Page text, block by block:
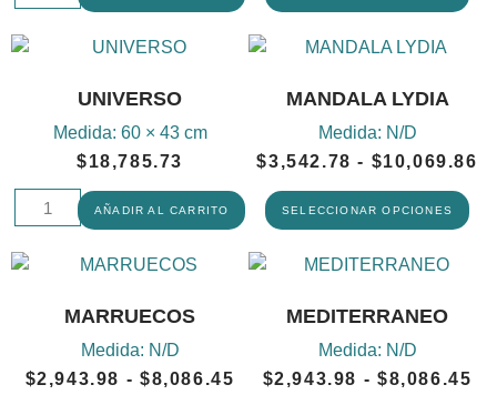
UNIVERSO
Medida: 60 × 43 cm
$18,785.73
AÑADIR AL CARRITO
MANDALA LYDIA
Medida: N/D
$3,542.78 - $10,069.86
SELECCIONAR OPCIONES
MARRUECOS
Medida: N/D
$2,943.98 - $8,086.45
MEDITERRANEO
Medida: N/D
$2,943.98 - $8,086.45